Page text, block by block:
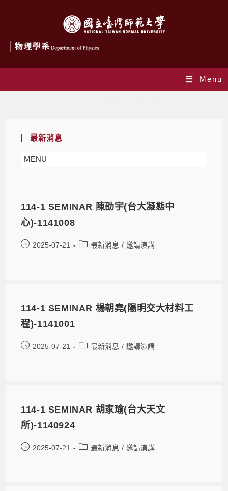
Menu
最新消息
MENU
114-1 SEMINAR 陳劭宇(台大凝態中
心)-1141008
2025-07-21 最新消息 / 邀請演講
114-1 SEMINAR 楊朝堯(陽明交大材料工
程)-1141001
2025-07-21 最新消息 / 邀請演講
114-1 SEMINAR 胡家瑜(台大天文
所)-1140924
2025-07-21 最新消息 / 邀請演講